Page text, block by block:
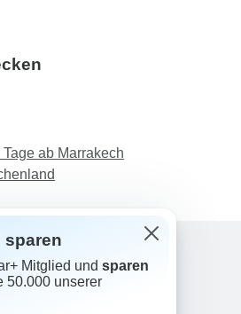
ab Marrakech
sparen
Mitglied und sparen
50.000 unserer